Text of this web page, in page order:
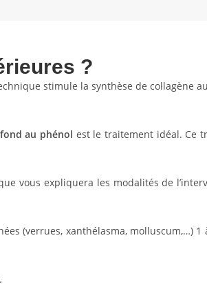
?
stimule la synthèse de collagène
au phénol est le traitement idéal. Ce
vous expliquera les modalités de
(verrues, xanthélasma, molluscum,…) 1